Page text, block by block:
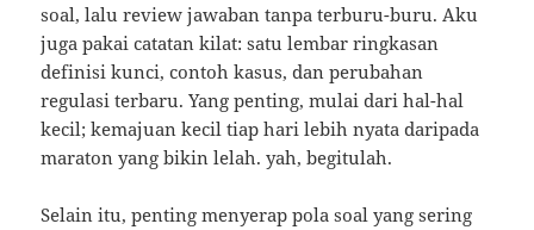
soal, lalu review jawaban tanpa terburu-buru. Aku
juga pakai catatan kilat: satu lembar ringkasan
definisi kunci, contoh kasus, dan perubahan
regulasi terbaru. Yang penting, mulai dari hal-hal
kecil; kemajuan kecil tiap hari lebih nyata daripada
maraton yang bikin lelah. yah, begitulah.
Selain itu, penting menyerap pola soal yang sering